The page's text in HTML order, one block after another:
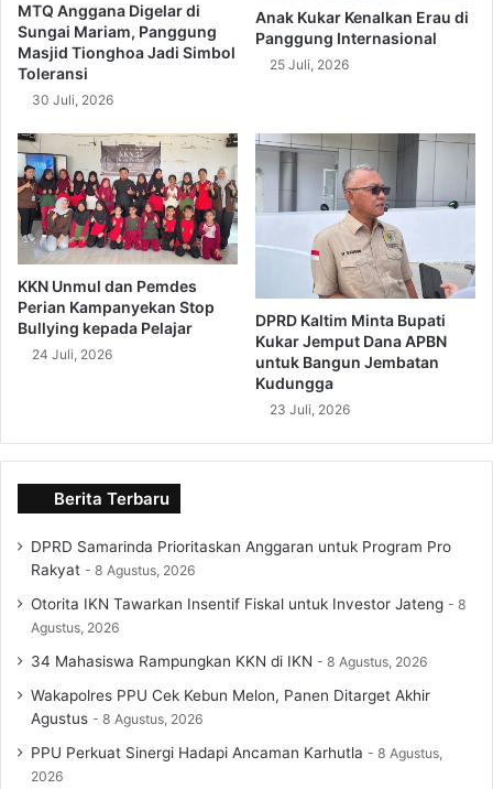
MTQ Anggana Digelar di
Sungai Mariam, Panggung
Masjid Tionghoa Jadi Simbol
Toleransi
30 Juli, 2026
Anak Kukar Kenalkan Erau di
Panggung Internasional
25 Juli, 2026
KKN Unmul dan Pemdes
Perian Kampanyekan Stop
Bullying kepada Pelajar
24 Juli, 2026
DPRD Kaltim Minta Bupati
Kukar Jemput Dana APBN
untuk Bangun Jembatan
Kudungga
23 Juli, 2026
Berita Terbaru
DPRD Samarinda Prioritaskan Anggaran untuk Program Pro
Rakyat
8 Agustus, 2026
Otorita IKN Tawarkan Insentif Fiskal untuk Investor Jateng
8
Agustus, 2026
34 Mahasiswa Rampungkan KKN di IKN 8 Agustus, 2026
Wakapolres PPU Cek Kebun Melon, Panen Ditarget Akhir
Agustus
8 Agustus, 2026
PPU Perkuat Sinergi Hadapi Ancaman Karhutla
8 Agustus,
2026